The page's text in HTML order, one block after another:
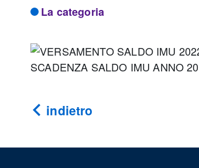
La categoria
SCADENZA SALDO IMU ANNO
indietro